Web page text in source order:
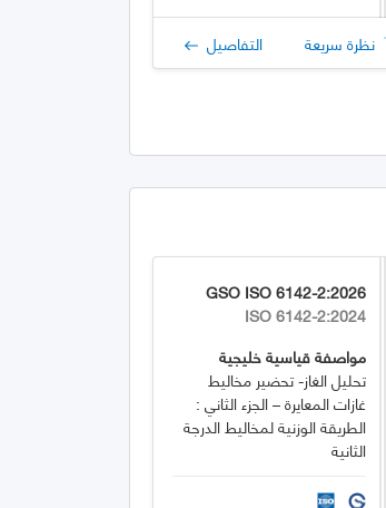
نظرة سريعة التفاصيل
GSO ISO 6142-2:2026
ISO 6142-2:2024
مواصفة قياسية خليجية
تحليل الغاز- تحضير مخاليط
غازات المعايرة – الجزء الثاني :
الطريقة الوزنية لمخاليط الدرجة
الثانية